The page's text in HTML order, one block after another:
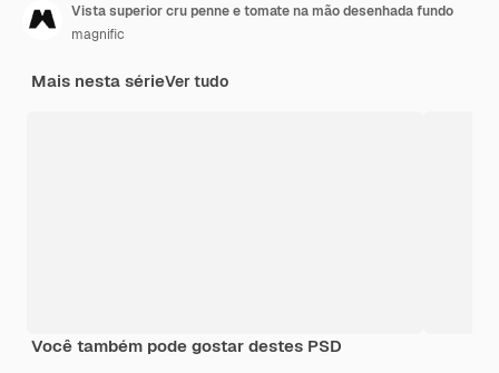
Vista superior cru penne e tomate na mão desenhada fundo
magnific
Mais nesta sérieVer tudo
Você também pode gostar destes PSD